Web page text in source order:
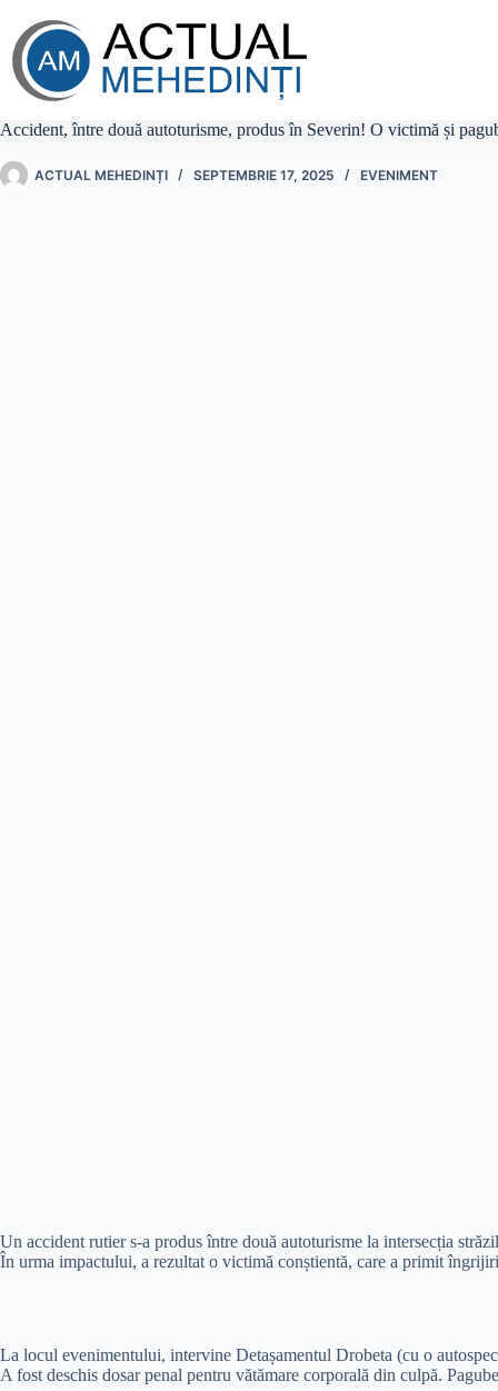
conținut
Accident, între două autoturisme, produs în Severin! O victimă și
ACTUAL MEHEDINȚI SEPTEMBRIE 17, 2025 EVENIMENT
Un accident rutier s-a produs între două autoturisme la intersecția
În urma impactului, a rezultat o victimă conștientă, care a primit
La locul evenimentului, intervine Detașamentul Drobeta (cu o
A fost deschis dosar penal pentru vătămare corporală din culpă.